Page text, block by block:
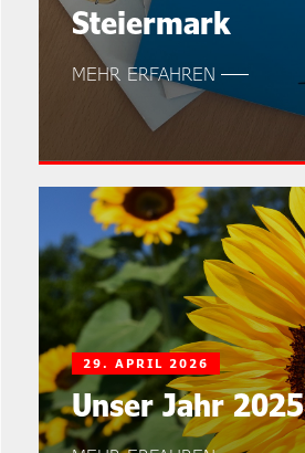
Steiermark
MEHR ERFAHREN
Unser Jahr 2025
29. APRIL 2026